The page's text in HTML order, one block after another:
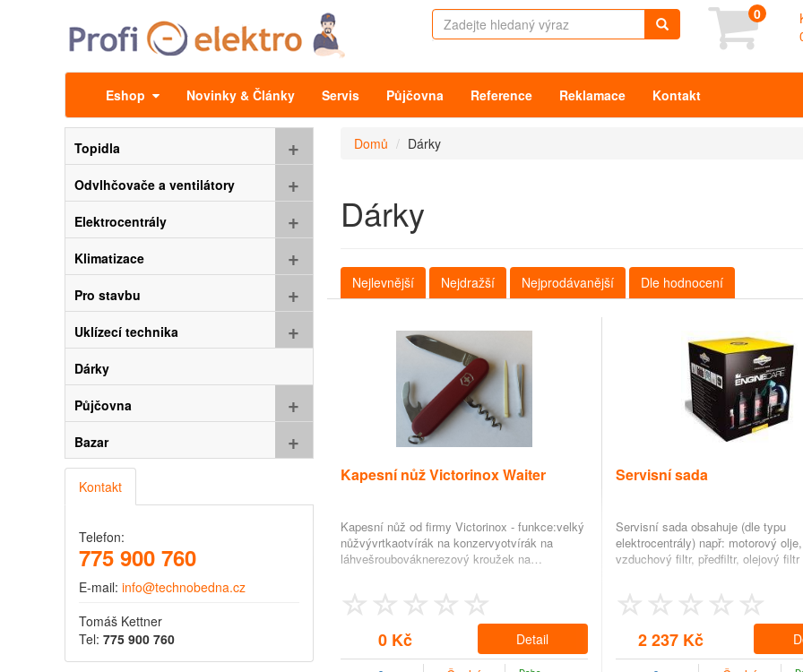
0
Eshop Novinky & Články Servis Půjčovna Reference Reklamace Kontakt
Topidla +
Odvlhčovače a ventilátory +
Elektrocentrály +
Klimatizace +
Pro stavbu +
Uklízecí technika +
Dárky
Půjčovna +
Bazar +
Kontakt
Telefon:
775 900 760
E-mail: info@technobedna.cz
Tomáš Kettner
Tel: 775 900 760
Domů Dárky
Dárky
Nejlevnější Nejdražší Nejprodávanější Dle hodnocení
Kapesní nůž Victorinox Waiter
Kapesní nůž od firmy Victorinox - funkce:velký
nůžvývrtkaotvírák na konzervyotvírák na
láhvešroubováknerezový kroužek na…
0 Kč Detail
Servisní sada
Servisní sada obsahuje (dle typu
elektrocentrály) např: motorový
vzduchový filtr, předfiltr, olejový filtr
2 237 Kč